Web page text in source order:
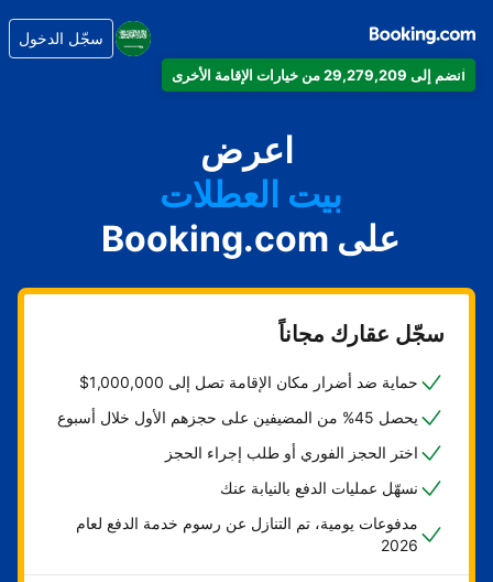
انضم إلى 29,279,209 من خيارات الإقامة الأخرى
سجّل الدخول
اعرض
شقتك
فندقك
بيت العطلات
شقتك الفندقية
منتجعك
على Booking.com
سجّل عقارك مجاناً
حماية ضد أضرار مكان الإقامة تصل إلى 1,000,000$
يحصل 45% من المضيفين على حجزهم الأول خلال أسبوع
اختر الحجز الفوري أو طلب إجراء الحجز
نسهّل عمليات الدفع بالنيابة عنك
مدفوعات يومية، تم التنازل عن رسوم خدمة الدفع لعام
2026